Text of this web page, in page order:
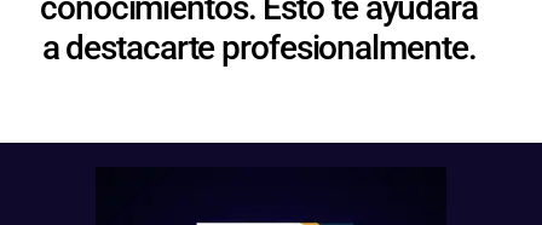
conocimientos. Esto te ayudará
a destacarte profesionalmente.